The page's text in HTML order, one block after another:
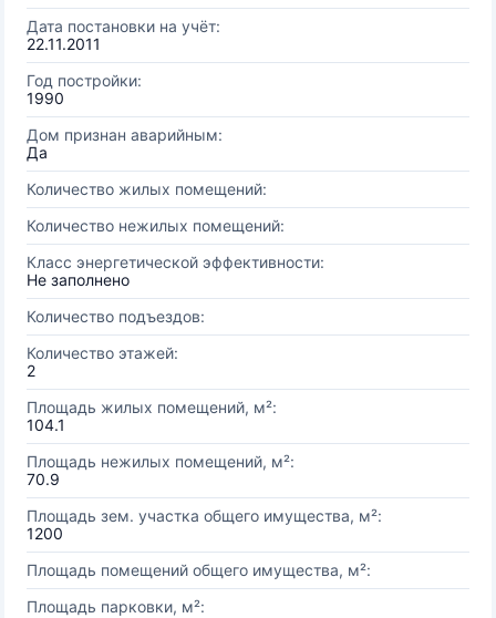
Дата постановки на учёт:
22.11.2011
Год постройки:
1990
Дом признан аварийным:
Да
Количество жилых помещений:
Количество нежилых помещений:
Класс энергетической эффективности:
Не заполнено
Количество подъездов:
Количество этажей:
2
Площадь жилых помещений, м²:
104.1
Площадь нежилых помещений, м²:
70.9
Площадь зем. участка общего имущества, м²:
1200
Площадь помещений общего имущества, м²:
Площадь парковки, м²: